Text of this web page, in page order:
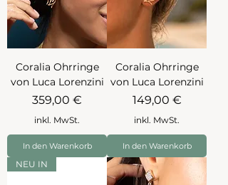
Coralia Ohrringe
von Luca Lorenzini
Preis
359,00 €
inkl. MwSt.
In den Warenkorb
Coralia Ohrringe
von Luca Lorenzini
Preis
149,00 €
inkl. MwSt.
In den Warenkorb
NEU IN